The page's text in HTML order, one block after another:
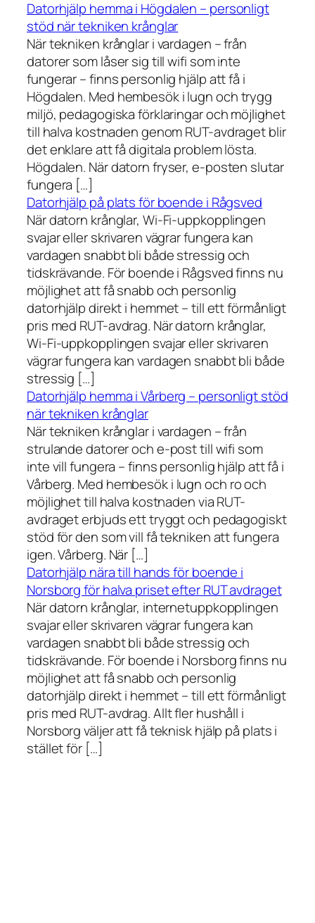
Datorhjälp hemma i Högdalen – personligt
stöd när tekniken krånglar
När tekniken krånglar i vardagen – från
datorer som låser sig till wifi som inte
fungerar – finns personlig hjälp att få i
Högdalen. Med hembesök i lugn och trygg
miljö, pedagogiska förklaringar och möjlighet
till halva kostnaden genom RUT-avdraget blir
det enklare att få digitala problem lösta.
Högdalen. När datorn fryser, e-posten slutar
fungera […]
Datorhjälp på plats för boende i Rågsved
När datorn krånglar, Wi-Fi-uppkopplingen
svajar eller skrivaren vägrar fungera kan
vardagen snabbt bli både stressig och
tidskrävande. För boende i Rågsved finns nu
möjlighet att få snabb och personlig
datorhjälp direkt i hemmet – till ett förmånligt
pris med RUT-avdrag. När datorn krånglar,
Wi-Fi-uppkopplingen svajar eller skrivaren
vägrar fungera kan vardagen snabbt bli både
stressig […]
Datorhjälp hemma i Vårberg – personligt stöd
när tekniken krånglar
När tekniken krånglar i vardagen – från
strulande datorer och e-post till wifi som
inte vill fungera – finns personlig hjälp att få i
Vårberg. Med hembesök i lugn och ro och
möjlighet till halva kostnaden via RUT-
avdraget erbjuds ett tryggt och pedagogiskt
stöd för den som vill få tekniken att fungera
igen. Vårberg. När […]
Datorhjälp nära till hands för boende i
Norsborg för halva priset efter RUT avdraget
När datorn krånglar, internetuppkopplingen
svajar eller skrivaren vägrar fungera kan
vardagen snabbt bli både stressig och
tidskrävande. För boende i Norsborg finns nu
möjlighet att få snabb och personlig
datorhjälp direkt i hemmet – till ett förmånligt
pris med RUT-avdrag. Allt fler hushåll i
Norsborg väljer att få teknisk hjälp på plats i
stället för […]